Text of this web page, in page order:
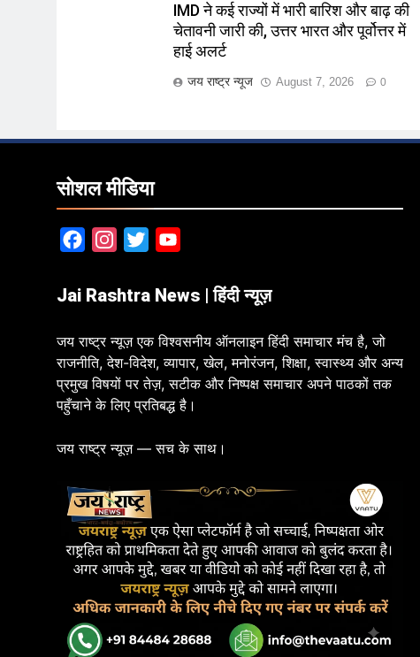
IMD ने कई राज्यों में भारी बारिश और बाढ़ की
चेतावनी जारी की, उत्तर भारत और पूर्वोत्तर में
हाई अलर्ट
जय राष्ट्र न्यूज August 7, 2026 0
सोशल मीडिया
FacebookInstagram
Twitter
Jai Rashtra News | हिंदी न्यूज़
जय राष्ट्र न्यूज़ एक विश्वसनीय ऑनलाइन हिंदी समाचार मंच है, जो
राजनीति, देश-विदेश, व्यापार, खेल, मनोरंजन, शिक्षा, स्वास्थ्य और अन्य
प्रमुख विषयों पर तेज़, सटीक और निष्पक्ष समाचार अपने पाठकों तक
पहुँचाने के लिए प्रतिबद्ध है।
जय राष्ट्र न्यूज़ — सच के साथ।